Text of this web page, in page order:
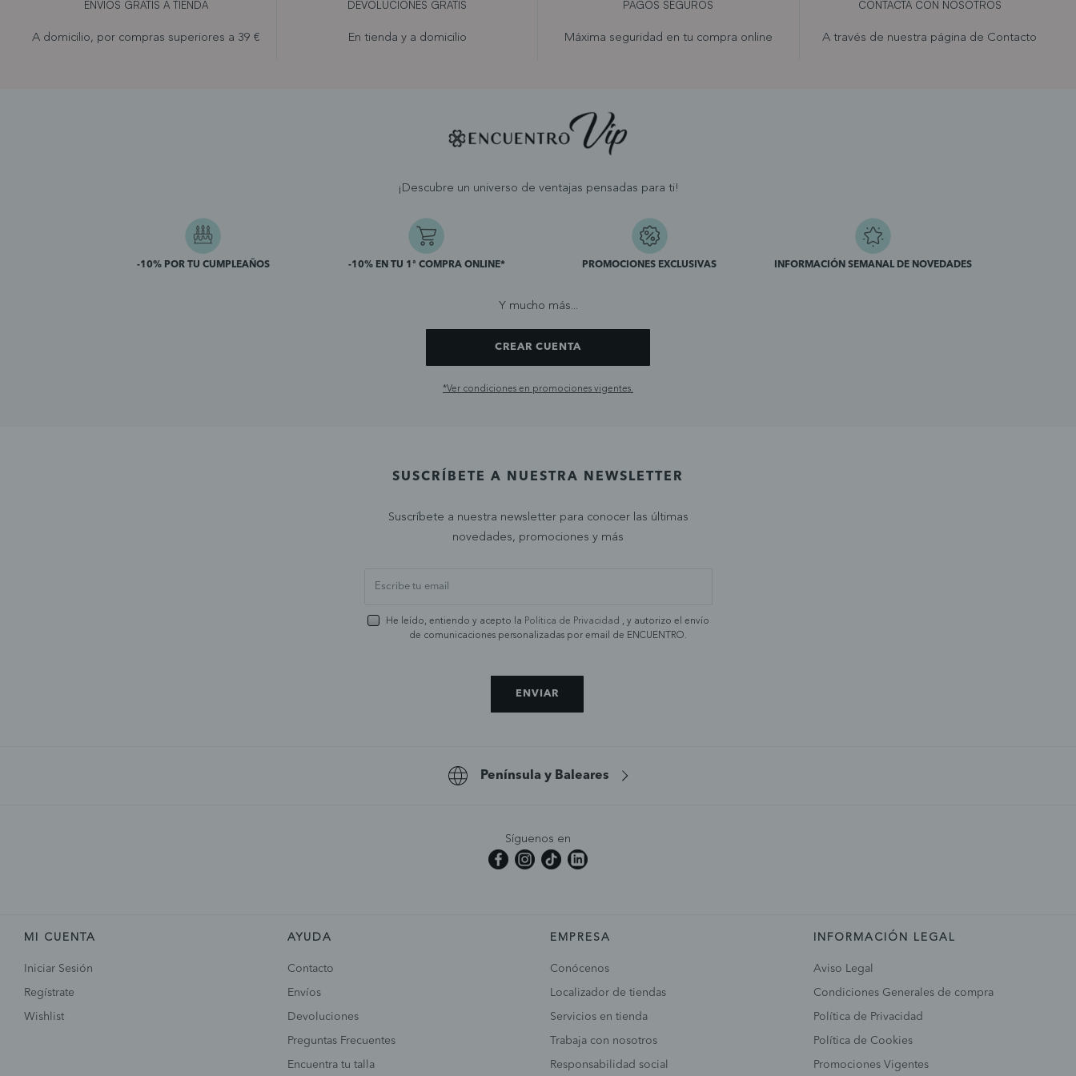
ENVÍOS GRATIS A TIENDA
A domicilio, por compras superiores a 39 €
DEVOLUCIONES GRATIS
En tienda y a domicilio
PAGOS SEGUROS
Máxima seguridad en tu compra online
CONTACTA CON NOSOTROS
A través de nuestra página de Contacto
¡Descubre un universo de ventajas pensadas para ti!
-10% POR TU CUMPLEAÑOS -10% EN TU 1ª COMPRA ONLINE* PROMOCIONES EXCLUSIVAS INFORMACIÓN SEMANAL DE NOVEDADES
Y mucho más...
CREAR CUENTA
*Ver condiciones en promociones vigentes.
SUSCRÍBETE A NUESTRA NEWSLETTER
Suscríbete a nuestra newsletter para conocer las últimas
novedades, promociones y más
He leído, entiendo y acepto la Política de Privacidad , y autorizo el envío
de comunicaciones personalizadas por email de ENCUENTRO.
ENVIAR
Península y Baleares
Síguenos en
MI CUENTA
Iniciar Sesión
Regístrate
Wishlist
AYUDA
Contacto
Envíos
Devoluciones
Preguntas Frecuentes
Encuentra tu talla
EMPRESA
Conócenos
Localizador de tiendas
Servicios en tienda
Trabaja con nosotros
Responsabilidad social
INFORMACIÓN LEGAL
Aviso Legal
Condiciones Generales de compra
Política de Privacidad
Política de Cookies
Promociones Vigentes